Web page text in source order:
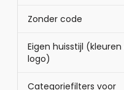
Zonder code
Eigen huisstijl (kleuren
logo)
Categoriefilters voor